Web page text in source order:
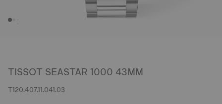
TISSOT SEASTAR 1000 43MM
T120.407.11.041.03